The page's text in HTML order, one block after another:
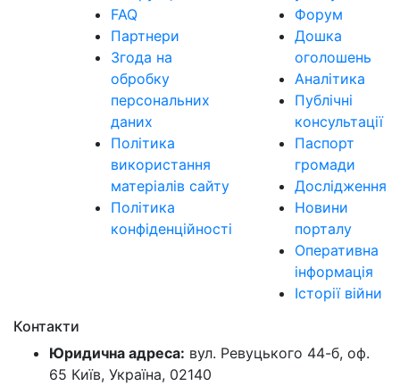
FAQ
Партнери
Згода на
обробку
персональних
даних
Політика
використання
матеріалів сайту
Політика
конфіденційності
Форум
Дошка
оголошень
Аналітика
Публічні
консультації
Паспорт
громади
Дослідження
Новини
порталу
Оперативна
інформація
Історії війни
Контакти
Юридична адреса: вул. Ревуцького 44-б, оф.
65 Київ, Україна, 02140